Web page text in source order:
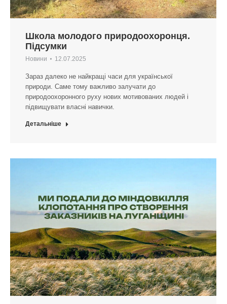
Школа молодого природоохоронця.
Підсумки
Новини 12.07.2025
Зараз далеко не найкращі часи для української
природи. Саме тому важливо залучати до
природоохоронного руху нових мотивованих людей і
підвищувати власні навички.
Детальніше